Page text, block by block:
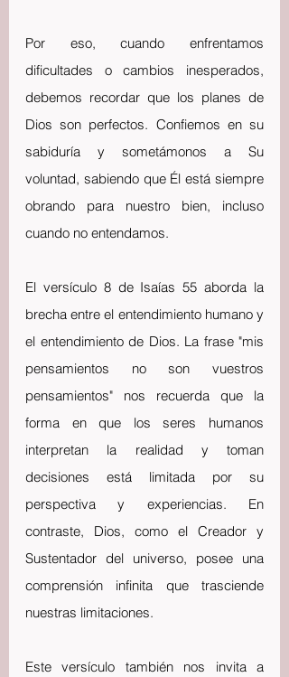
Por eso, cuando enfrentamos
dificultades o cambios inesperados,
debemos recordar que los planes de
Dios son perfectos. Confiemos en su
sabiduría y sometámonos a Su
voluntad, sabiendo que Él está siempre
obrando para nuestro bien, incluso
cuando no entendamos.
El versículo 8 de Isaías 55 aborda la
brecha entre el entendimiento humano y
el entendimiento de Dios. La frase "mis
pensamientos no son vuestros
pensamientos" nos recuerda que la
forma en que los seres humanos
interpretan la realidad y toman
decisiones está limitada por su
perspectiva y experiencias. En
contraste, Dios, como el Creador y
Sustentador del universo, posee una
comprensión infinita que trasciende
nuestras limitaciones.
Este versículo también nos invita a